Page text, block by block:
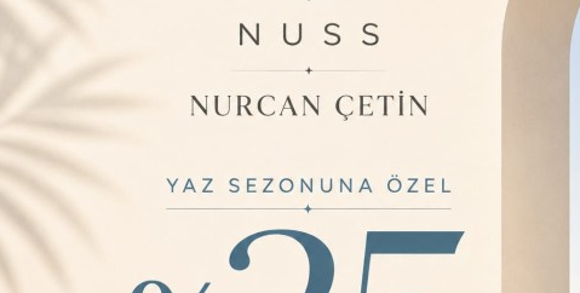
Ürün özelliği
uygundur. ;
görünümlüdür
yapmaz. Ütü
uygundur. ;
YORUMLAR